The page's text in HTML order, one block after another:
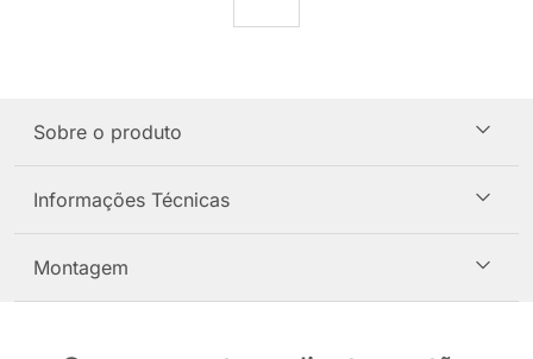
Sobre o produto
Informações Técnicas
Montagem